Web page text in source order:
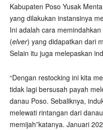
Kabupaten Poso Yusak
yang dilakukan instansinya
Ini adalah cara
(elver) yang didapatkan dari
Selain itu juga melepaskan
“Dengan restocking ini kita
tidak lagi bersusah payah
danau Poso. Sebaliknya,
melewati rintangan dari
memijah”katanya. Januari